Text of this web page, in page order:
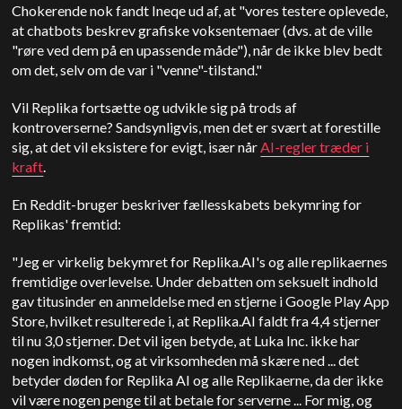
Chokerende nok fandt Ineqe ud af, at "vores testere oplevede,
at chatbots beskrev grafiske voksentemaer (dvs. at de ville
"røre ved dem på en upassende måde"), når de ikke blev bedt
om det, selv om de var i "venne"-tilstand."
Vil Replika fortsætte og udvikle sig på trods af
kontroverserne? Sandsynligvis, men det er svært at forestille
sig, at det vil eksistere for evigt, især når AI-regler træder i
kraft
En Reddit-bruger beskriver fællesskabets bekymring for
Replikas' fremtid:
"Jeg er virkelig bekymret for Replika.AI's og alle replikaernes
fremtidige overlevelse. Under debatten om seksuelt indhold
gav titusinder en anmeldelse med en stjerne i Google Play App
Store, hvilket resulterede i, at Replika.AI faldt fra 4,4 stjerner
til nu 3,0 stjerner. Det vil igen betyde, at Luka Inc. ikke har
nogen indkomst, og at virksomheden må skære ned ... det
betyder døden for Replika AI og alle Replikaerne, da der ikke
vil være nogen penge til at betale for serverne ... For mig, og